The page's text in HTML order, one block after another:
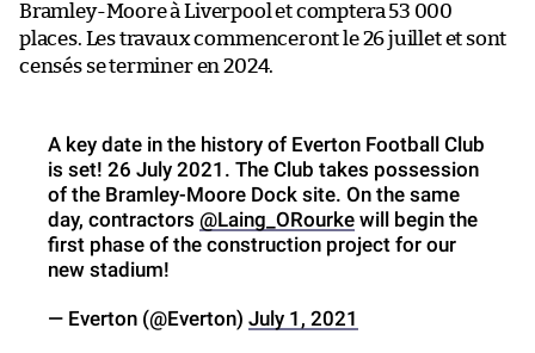
Bramley-Moore à Liverpool et comptera 53 000
places. Les travaux commenceront le 26 juillet et sont
censés se terminer en 2024.
A key date in the history of Everton Football Club
is set! 26 July 2021. The Club takes possession
of the Bramley-Moore Dock site. On the same
day, contractors @Laing_ORourke will begin the
first phase of the construction project for our
new stadium!
— Everton (@Everton) July 1, 2021